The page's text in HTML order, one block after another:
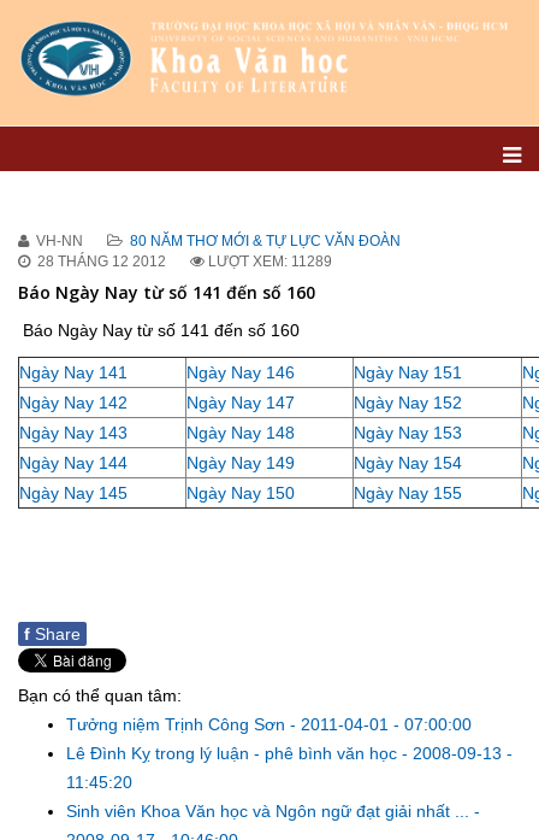
VH-NN
80 NĂM THƠ MỚI & TỰ LỰC VĂN ĐOÀN
28 THÁNG 12 2012
LƯỢT XEM: 11289
Báo Ngày Nay từ số 141 đến số 160
Báo Ngày Nay từ số 141 đến số 160
Ngày Nay 141 Ngày Nay 146 Ngày Nay 151
Ngày Nay 142
Ngày Nay 147 Ngày Nay 152
Ngày Nay 143
Ngày Nay 148 Ngày Nay 153
Ngày Nay 144
Ngày Nay 149 Ngày Nay 154
Ngày Nay 145
Ngày Nay 150 Ngày Nay 155
f Share
Bạn có thể quan tâm:
Tưởng niệm Trịnh Công Sơn - 2011-04-01 - 07:00:00
Lê Đình Kỵ trong lý luận - phê bình văn học - 2008-09-13 -
11:45:20
Sinh viên Khoa Văn học và Ngôn ngữ đạt giải nhất ... -